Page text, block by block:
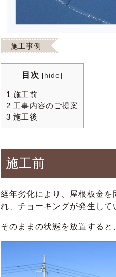
施工事例
目次 [hide]
1 施工前
2 工事内容のご提案
3 施工後
施工前
経年劣化により、屋根板金
れ、チョーキングが発生して
そのままの状態を放置すると